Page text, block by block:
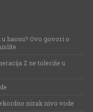
haosu? Ovo govori o
Z ne toleriše u
nizak nivo vode